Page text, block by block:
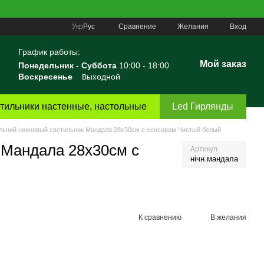
Укр Рус Сравнение Желания Вход
График работы:
Понедельник - Суббота 10:00 - 18:00
Воскресенье
Выходной
Мой заказ
настенные, настольные Led Гирлянды
неоновый светильник Мандала 28х30см с сенсором Чистый белый
28х30см с
Артикул
нічн.мандала
К сравнению В желания